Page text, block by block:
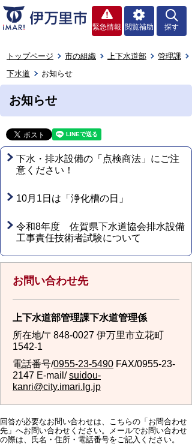
緊急情報 閲覧補助 探す
トップページ 市の組織 上下水道部
管理課
下水道
お知らせ
お知らせ
下水・排水設備の「点検商法」にご注
意ください！
10月1日は「浄化槽の日」
令和8年度 佐賀県下水道協会排水設備
工事責任技術者試験について
お問い合わせ先
上下水道部管理課下水道管理係
所在地/〒848-0027 伊万里市立花町
1542-1
電話番号/0955-23-5490 FAX/0955-23-
2147 E-mail/suidou-
kanri@city.imari.lg.jp
回答が必要なお問い合わせは、こちらの「お問合わせ
先」へお問い合わせください。メールでお問い合わせ
の際は、氏名・住所・電話番号をご記入ください。